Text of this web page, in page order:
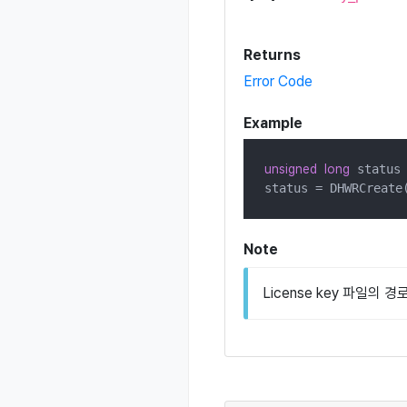
Returns
Error Code
Example
unsigned long status =
status =
Note
License key 파일의 경